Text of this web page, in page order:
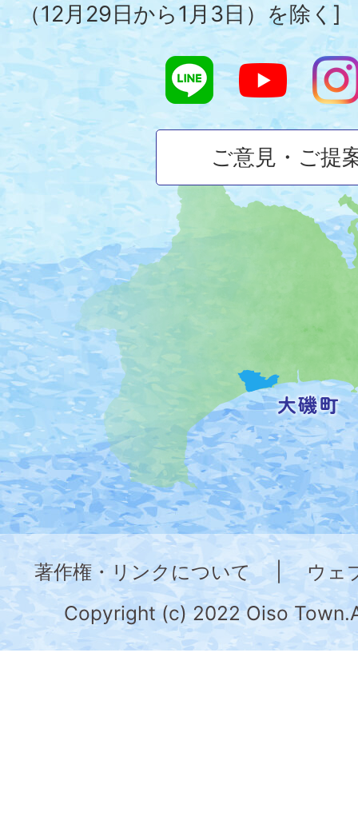
磯
町
の
位
置
を
記
し
た
地
図。
神
奈
川
県
の
（12月29日から1月3日）を除く]
ご意見・ご提
著作権・リンクについて
ウェ
Copyright (c) 2022 Oiso